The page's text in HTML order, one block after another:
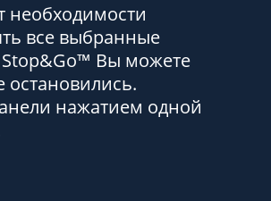
необходимости
все выбранные
Stop&Go™ Вы можете
остановились.
нажатием одной